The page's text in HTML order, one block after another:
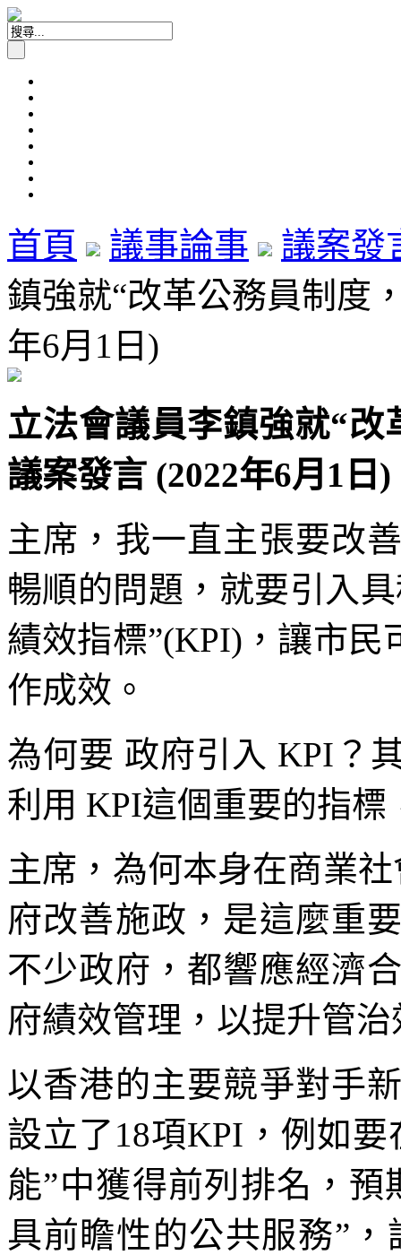
首頁 議事論事
議案發
鎮強就“改革公務員制度
年6月1日)
立法會議員李鎮強就“
議案發言 (2022年6月1日)
主席，我一直主張要改
暢順的問題，就要引入
績效指標”(KPI)，讓市民
作成效。
為何要 政府引入 KPI？
利用 KPI這個重要的指
主席，為何本身在商業
府改善施政，是這麼重
不少政府，都響應經濟
府績效管理，以提升管
以香港的主要競爭對手
設立了18項KPI，例如
能”中獲得前列排名，
具前瞻性的公共服務”，